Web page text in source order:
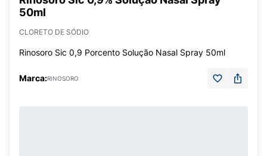
50ml
CLORETO DE SÓDIO
Rinosoro Sic 0,9 Porcento Solução Nasal Spray 50ml
Marca:RINOSORO